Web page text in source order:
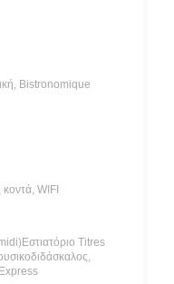
Bistronomique
WIFI
Titres